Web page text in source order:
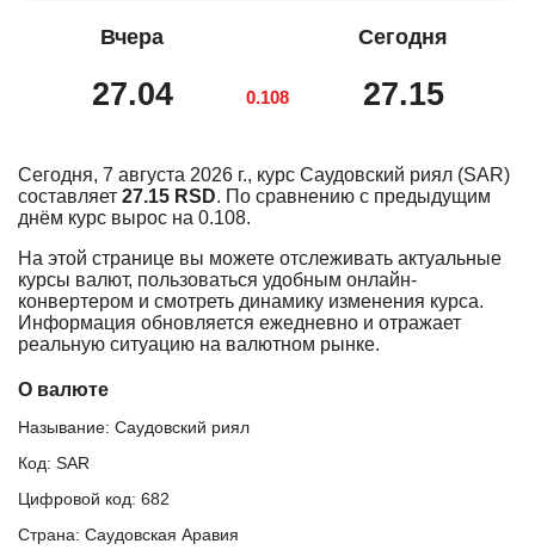
Вчера
27.04 0.108
Сегодня
27.15
Сегодня, 7 августа 2026 г., курс Саудовский риял (SAR)
составляет 27.15 RSD. По сравнению с предыдущим
днём курс вырос на 0.108.
На этой странице вы можете отслеживать актуальные
курсы валют, пользоваться удобным онлайн-
конвертером и смотреть динамику изменения курса.
Информация обновляется ежедневно и отражает
реальную ситуацию на валютном рынке.
О валюте
Называние: Саудовский риял
Код: SAR
Цифровой код: 682
Страна: Саудовская Аравия